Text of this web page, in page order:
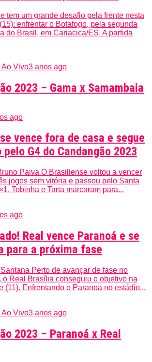
tem um grande desafio pela frente nesta
enfrentar o Botafogo, pela segunda
do Brasil, em Cariacica/ES. A partida
Ao Vivo3 anos ago
2023 – Gama x Samambaia
ago
vence fora de casa e segue
pelo G4 do Candangão 2023
Paiva O Brasiliense voltou a vencer
jogos sem vitória e passou pelo Santa
Tobinha e Tarta marcaram para...
ago
Real vence Paranoá e se
para a próxima fase
Perto de avançar de fase no
o Real Brasília conseguiu o objetivo na
(11). Enfrentando o Paranoá no estádio...
Ao Vivo3 anos ago
2023 – Paranoá x Real